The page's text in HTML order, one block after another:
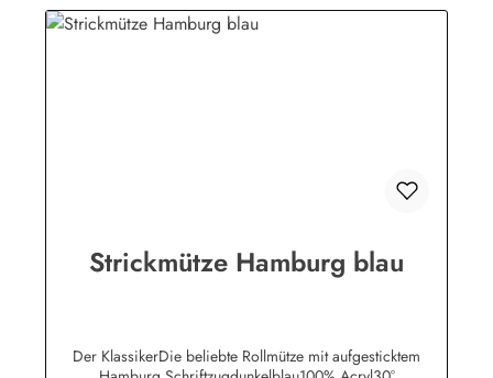
Strickmütze Hamburg blau
Der KlassikerDie beliebte Rollmütze mit aufgesticktem